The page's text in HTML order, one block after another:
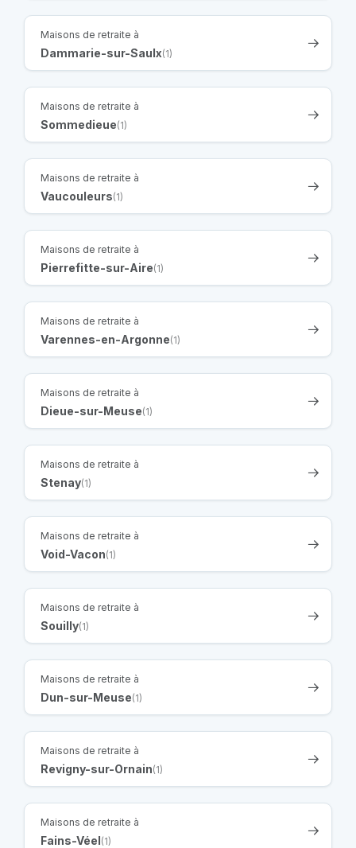
Maisons de retraite à
Dammarie-sur-Saulx(1)
Maisons de retraite à
Sommedieue(1)
Maisons de retraite à
Vaucouleurs(1)
Maisons de retraite à
Pierrefitte-sur-Aire(1)
Maisons de retraite à
Varennes-en-Argonne(1)
Maisons de retraite à
Dieue-sur-Meuse(1)
Maisons de retraite à
Stenay(1)
Maisons de retraite à
Void-Vacon(1)
Maisons de retraite à
Souilly(1)
Maisons de retraite à
Dun-sur-Meuse(1)
Maisons de retraite à
Revigny-sur-Ornain(1)
Maisons de retraite à
Fains-Véel(1)